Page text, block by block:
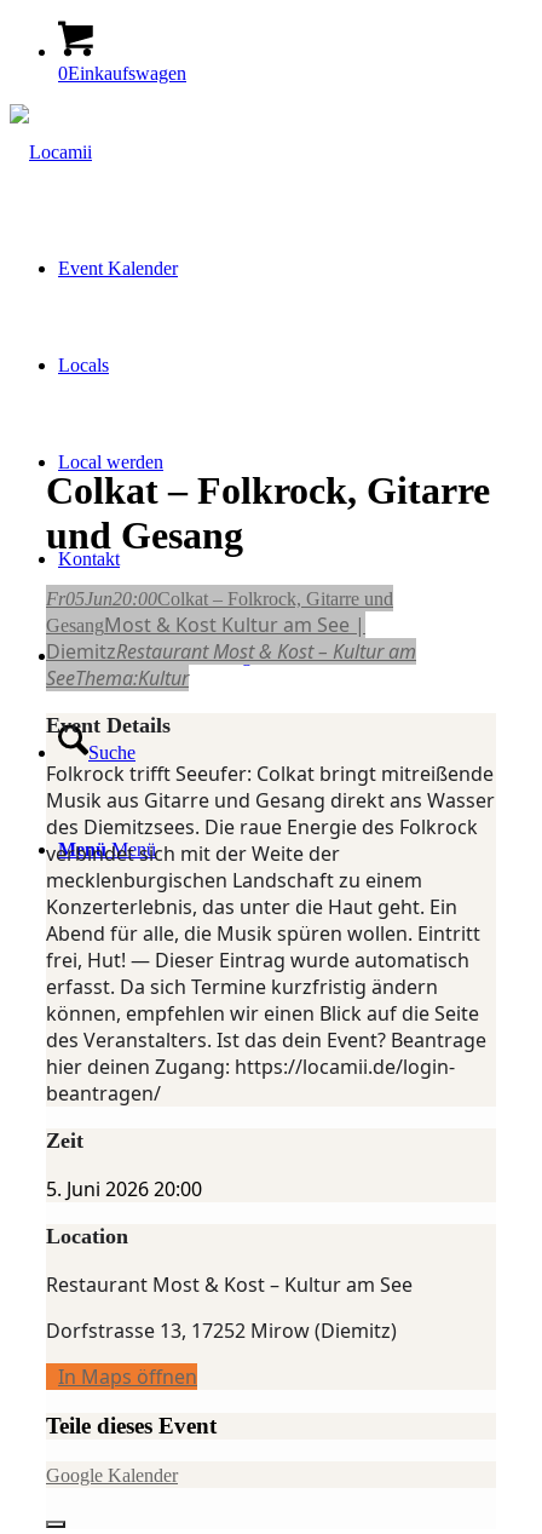
0Einkaufswagen
Event Kalender
Locals
Local werden
Kontakt
Login / Register Page Link
Suche
Menü Menü
Colkat – Folkrock, Gitarre
und Gesang
Fr05Jun20:00Colkat – Folkrock, Gitarre und
GesangMost & Kost Kultur am See |
DiemitzRestaurant Most & Kost – Kultur am
SeeThema:Kultur
Event Details
Folkrock trifft Seeufer: Colkat bringt mitreißende
Musik aus Gitarre und Gesang direkt ans Wasser
des Diemitzsees. Die raue Energie des Folkrock
verbindet sich mit der Weite der
mecklenburgischen Landschaft zu einem
Konzerterlebnis, das unter die Haut geht. Ein
Abend für alle, die Musik spüren wollen. Eintritt
frei, Hut! — Dieser Eintrag wurde automatisch
erfasst. Da sich Termine kurzfristig ändern
können, empfehlen wir einen Blick auf die Seite
des Veranstalters. Ist das dein Event? Beantrage
hier deinen Zugang: https://locamii.de/login-
beantragen/
Zeit
5. Juni 202620:00
Location
Restaurant Most & Kost – Kultur am See
Dorfstrasse 13, 17252 Mirow (Diemitz)
In Maps öffnen
Teile dieses Event
Google Kalender